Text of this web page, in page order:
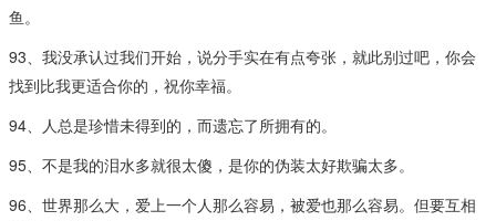
鱼。
93、我没承认过我们开始，说分手实在有点夸张，就此别过吧，你会
找到比我更适合你的，祝你幸福。
94、人总是珍惜未得到的，而遗忘了所拥有的。
95、不是我的泪水多就很太傻，是你的伪装太好欺骗太多。
96、世界那么大，爱上一个人那么容易，被爱也那么容易。但要互相